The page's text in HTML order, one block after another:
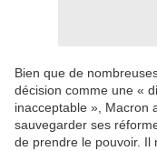
Bien que de
décision comme une «
inacceptable », Macron
sauvegarder ses
de prendre le pouvoir. Il